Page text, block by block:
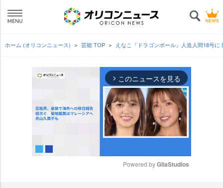
ホーム (オリコンニュース) 芸能 TOP えなこ『ドラゴンボール』人造人間18号
arrow_forward_ios このニュースを見る
Powered by GliaStudios